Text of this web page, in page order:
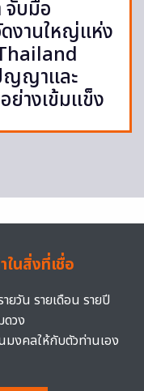
บมือ
งานใหญ่แห่ง
ญญาและ
ย่างเข้มแข็ง
ในสิ่งที่เชื่อ
ยวัน รายเดือน รายปี
ดวง
มงคลให้กับตัวท่านเอง